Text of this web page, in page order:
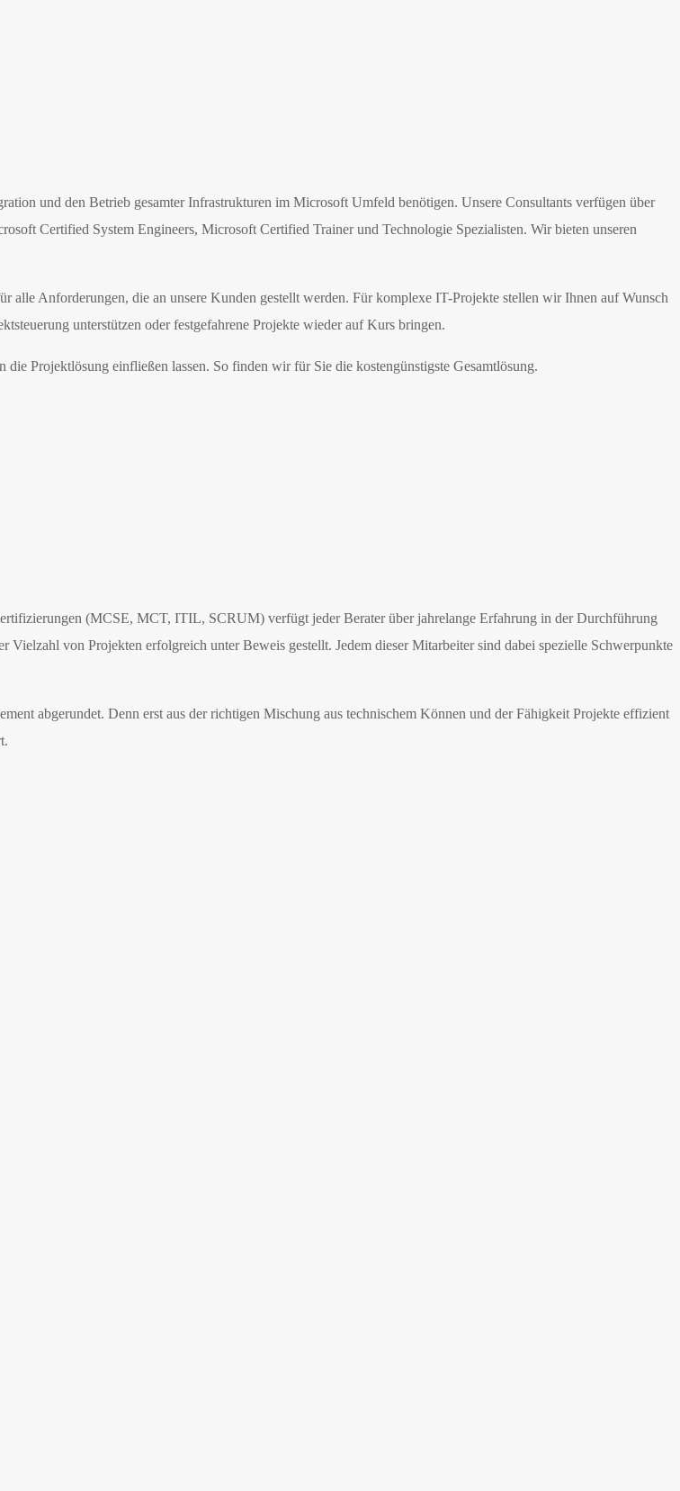
und den Betrieb gesamter Infrastrukturen im Microsoft Umfeld benötigen. Unsere Consultants verfügen über
Certified System Engineers, Microsoft Certified Trainer und Technologie Spezialisten. Wir bieten unseren
Anforderungen, die an unsere Kunden gestellt werden. Für komplexe IT-Projekte stellen wir Ihnen auf Wunsch
unterstützen oder festgefahrene Projekte wieder auf Kurs bringen.
Projektlösung einfließen lassen. So finden wir für Sie die kostengünstigste Gesamtlösung.
(MCSE, MCT, ITIL, SCRUM) verfügt jeder Berater über jahrelange Erfahrung in der Durchführung
von Projekten erfolgreich unter Beweis gestellt. Jedem dieser Mitarbeiter sind dabei spezielle Schwerpunkte
abgerundet. Denn erst aus der richtigen Mischung aus technischem Können und der Fähigkeit Projekte effizient